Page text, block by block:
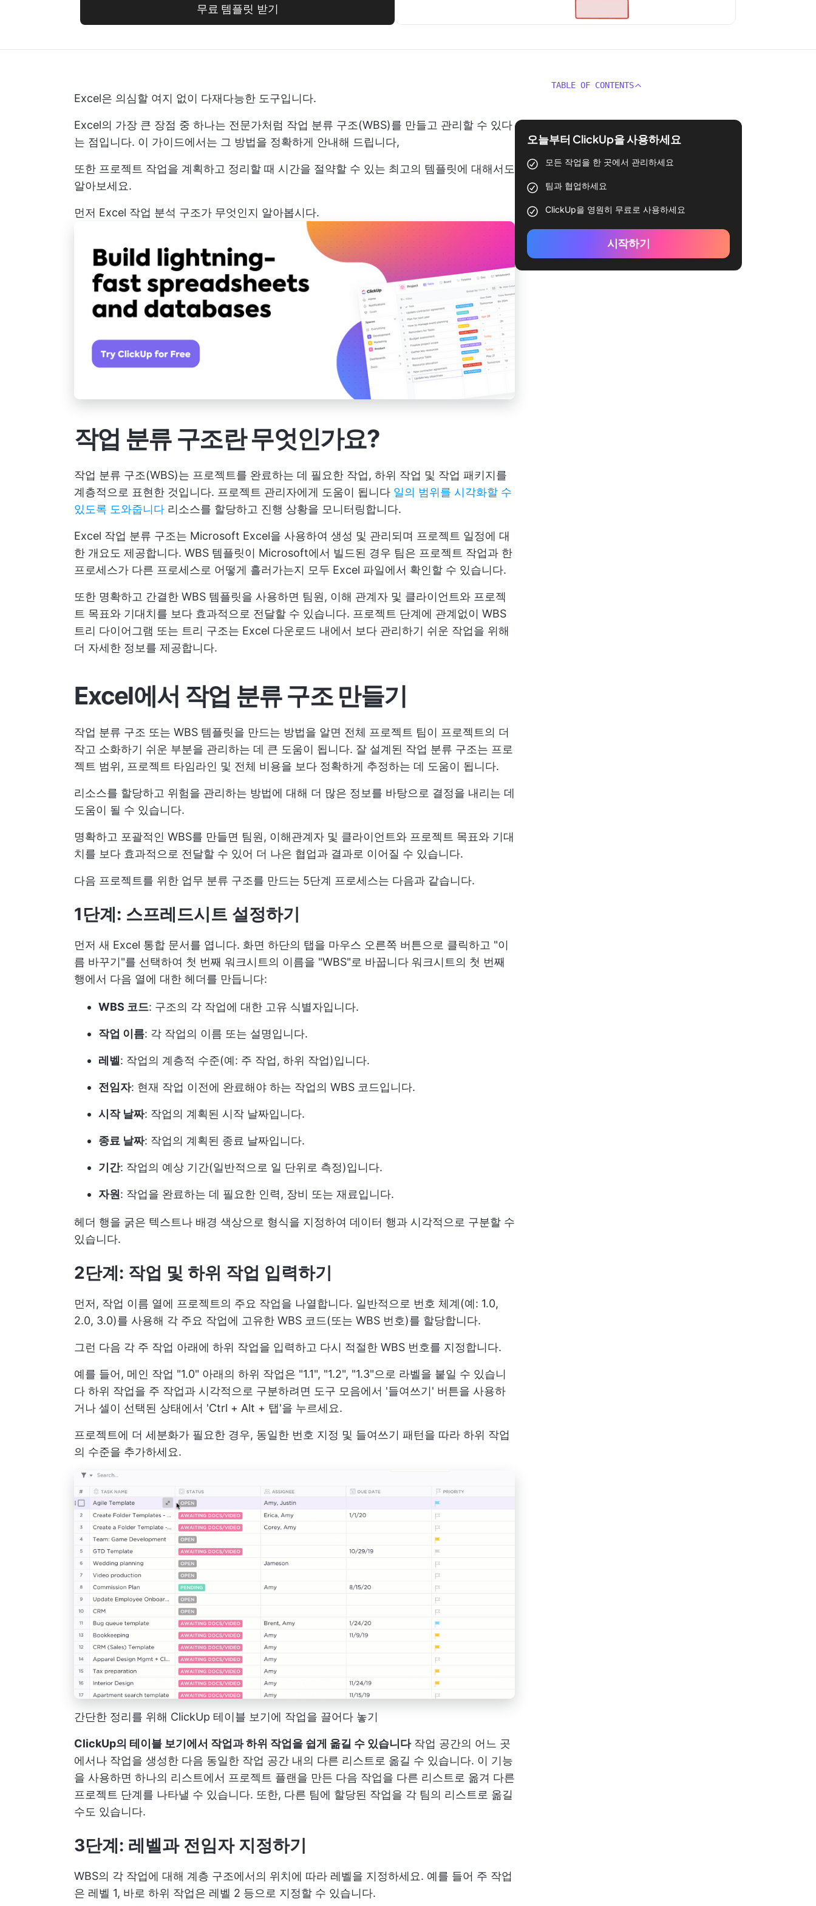
무료 템플릿 받기
Excel은 의심할 여지 없이 다재다능한 도구입니다.
Excel의 가장 큰 장점 중 하나는 전문가처럼 작업 분류 구조(WBS)를 만들고 관리할 수 있다
는 점입니다. 이 가이드에서는 그 방법을 정확하게 안내해 드립니다,
또한 프로젝트 작업을 계획하고 정리할 때 시간을 절약할 수 있는 최고의 템플릿에 대해서도
알아보세요.
먼저 Excel 작업 분석 구조가 무엇인지 알아봅시다.
작업 분류 구조란 무엇인가요?
작업 분류 구조(WBS)는 프로젝트를 완료하는 데 필요한 작업, 하위 작업 및 작업 패키지를
계층적으로 표현한 것입니다. 프로젝트 관리자에게 도움이 됩니다 일의 범위를 시각화할 수
있도록 도와줍니다 리소스를 할당하고 진행 상황을 모니터링합니다.
Excel 작업 분류 구조는 Microsoft Excel을 사용하여 생성 및 관리되며 프로젝트 일정에 대
한 개요도 제공합니다. WBS 템플릿이 Microsoft에서 빌드된 경우 팀은 프로젝트 작업과 한
프로세스가 다른 프로세스로 어떻게 흘러가는지 모두 Excel 파일에서 확인할 수 있습니다.
또한 명확하고 간결한 WBS 템플릿을 사용하면 팀원, 이해 관계자 및 클라이언트와 프로젝
트 목표와 기대치를 보다 효과적으로 전달할 수 있습니다. 프로젝트 단계에 관계없이 WBS
트리 다이어그램 또는 트리 구조는 Excel 다운로드 내에서 보다 관리하기 쉬운 작업을 위해
더 자세한 정보를 제공합니다.
Excel에서 작업 분류 구조 만들기
작업 분류 구조 또는 WBS 템플릿을 만드는 방법을 알면 전체 프로젝트 팀이 프로젝트의 더
작고 소화하기 쉬운 부분을 관리하는 데 큰 도움이 됩니다. 잘 설계된 작업 분류 구조는 프로
젝트 범위, 프로젝트 타임라인 및 전체 비용을 보다 정확하게 추정하는 데 도움이 됩니다.
리소스를 할당하고 위험을 관리하는 방법에 대해 더 많은 정보를 바탕으로 결정을 내리는 데
도움이 될 수 있습니다.
명확하고 포괄적인 WBS를 만들면 팀원, 이해관계자 및 클라이언트와 프로젝트 목표와 기대
치를 보다 효과적으로 전달할 수 있어 더 나은 협업과 결과로 이어질 수 있습니다.
다음 프로젝트를 위한 업무 분류 구조를 만드는 5단계 프로세스는 다음과 같습니다.
1단계: 스프레드시트 설정하기
먼저 새 Excel 통합 문서를 엽니다. 화면 하단의 탭을 마우스 오른쪽 버튼으로 클릭하고 "이
름 바꾸기"를 선택하여 첫 번째 워크시트의 이름을 "WBS"로 바꿉니다 워크시트의 첫 번째
행에서 다음 열에 대한 헤더를 만듭니다:
WBS 코드: 구조의 각 작업에 대한 고유 식별자입니다.
작업 이름: 각 작업의 이름 또는 설명입니다.
레벨: 작업의 계층적 수준(예: 주 작업, 하위 작업)입니다.
전임자: 현재 작업 이전에 완료해야 하는 작업의 WBS 코드입니다.
시작 날짜: 작업의 계획된 시작 날짜입니다.
종료 날짜: 작업의 계획된 종료 날짜입니다.
기간: 작업의 예상 기간(일반적으로 일 단위로 측정)입니다.
자원: 작업을 완료하는 데 필요한 인력, 장비 또는 재료입니다.
헤더 행을 굵은 텍스트나 배경 색상으로 형식을 지정하여 데이터 행과 시각적으로 구분할 수
있습니다.
2단계: 작업 및 하위 작업 입력하기
먼저, 작업 이름 열에 프로젝트의 주요 작업을 나열합니다. 일반적으로 번호 체계(예: 1.0,
2.0, 3.0)를 사용해 각 주요 작업에 고유한 WBS 코드(또는 WBS 번호)를 할당합니다.
그런 다음 각 주 작업 아래에 하위 작업을 입력하고 다시 적절한 WBS 번호를 지정합니다.
예를 들어, 메인 작업 "1.0" 아래의 하위 작업은 "1.1", "1.2", "1.3"으로 라벨을 붙일 수 있습니
다 하위 작업을 주 작업과 시각적으로 구분하려면 도구 모음에서 '들여쓰기' 버튼을 사용하
거나 셀이 선택된 상태에서 'Ctrl + Alt + 탭'을 누르세요.
프로젝트에 더 세분화가 필요한 경우, 동일한 번호 지정 및 들여쓰기 패턴을 따라 하위 작업
의 수준을 추가하세요.
간단한 정리를 위해 ClickUp 테이블 보기에 작업을 끌어다 놓기
ClickUp의 테이블 보기에서 작업과 하위 작업을 쉽게 옮길 수 있습니다작업 공간의 어느 곳
에서나 작업을 생성한 다음 동일한 작업 공간 내의 다른 리스트로 옮길 수 있습니다. 이 기능
을 사용하면 하나의 리스트에서 프로젝트 플랜을 만든 다음 작업을 다른 리스트로 옮겨 다른
프로젝트 단계를 나타낼 수 있습니다. 또한, 다른 팀에 할당된 작업을 각 팀의 리스트로 옮길
수도 있습니다.
3단계: 레벨과 전임자 지정하기
WBS의 각 작업에 대해 계층 구조에서의 위치에 따라 레벨을 지정하세요. 예를 들어 주 작업
은 레벨 1, 바로 하위 작업은 레벨 2 등으로 지정할 수 있습니다.
TABLE OF CONTENTS
오늘부터 ClickUp을 사용하세요
모든 작업을 한 곳에서 관리하세요
팀과 협업하세요
ClickUp을 영원히 무료로 사용하세요
시작하기